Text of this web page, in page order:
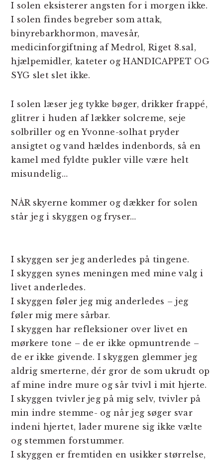
I solen eksisterer angsten for i morgen ikke.
I solen findes begreber som attak,
binyrebarkhormon, mavesår,
medicinforgiftning af Medrol, Riget 8.sal,
hjælpemidler, kateter og HANDICAPPET OG
SYG slet slet ikke.
I solen læser jeg tykke bøger, drikker frappé,
glitrer i huden af lækker solcreme, seje
solbriller og en Yvonne-solhat pryder
ansigtet og vand hældes indenbords, så en
kamel med fyldte pukler ville være helt
misundelig…
NÅR skyerne kommer og dækker for solen
står jeg i skyggen og fryser…
I skyggen ser jeg anderledes på tingene.
I skyggen synes meningen med mine valg i
livet anderledes.
I skyggen føler jeg mig anderledes – jeg
føler mig mere sårbar.
I skyggen har refleksioner over livet en
mørkere tone – de er ikke opmuntrende –
de er ikke givende. I skyggen glemmer jeg
aldrig smerterne, dér gror de som ukrudt op
af mine indre mure og sår tvivl i mit hjerte.
I skyggen tvivler jeg på mig selv, tvivler på
min indre stemme- og når jeg søger svar
indeni hjertet, lader murene sig ikke vælte
og stemmen forstummer.
I skyggen er fremtiden en usikker størrelse,